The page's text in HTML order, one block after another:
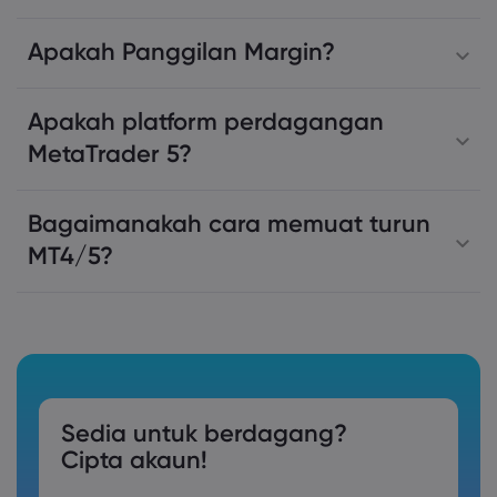
Apakah Panggilan Margin?
Apakah platform perdagangan
MetaTrader 5?
Bagaimanakah cara memuat turun
MT4/5?
Sedia untuk berdagang?
Cipta akaun!